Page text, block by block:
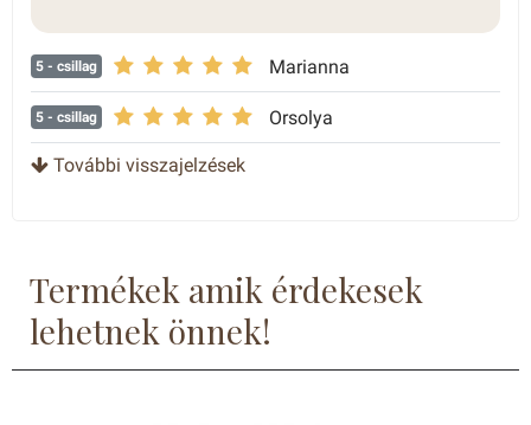
5 - csillag Marianna
5 - csillag Orsolya
További visszajelzések
Termékek amik érdekesek
lehetnek önnek!